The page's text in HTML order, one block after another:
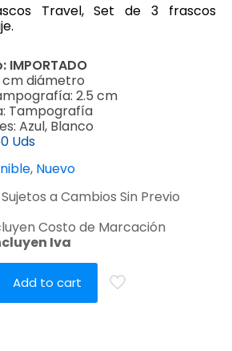
Travel, Set de 3 frascos
IMPORTADO
cm diámetro
2.5 cm
Tampografía
Azul, Blanco
Uds
, Nuevo
a Cambios Sin Previo
Costo de Marcación
Iva
Add to cart